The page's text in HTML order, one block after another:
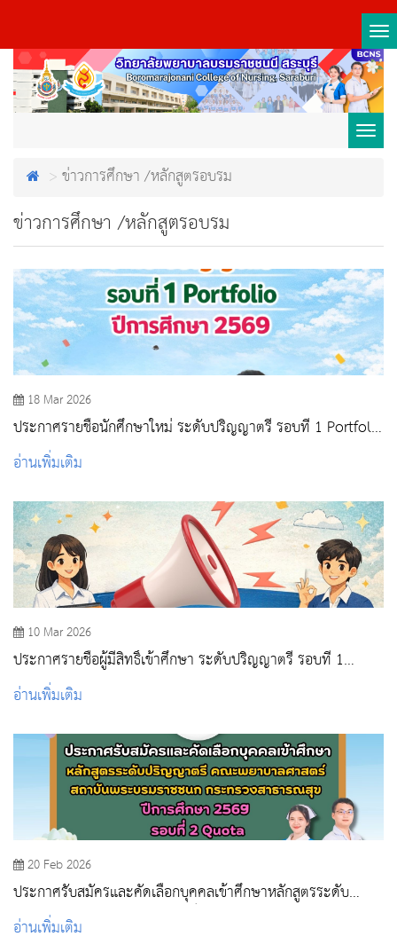
ข่าวการศึกษา /หลักสูตรอบรม
ข่าวการศึกษา /หลักสูตรอบรม
18 Mar 2026
ประกาศรายชื่อนักศึกษาใหม่ ระดับปริญญาตรี รอบที่ 1 Portfolio
ปีการศึกษา 2569
อ่านเพิ่มเติม
10 Mar 2026
ประกาศรายชื่อผู้มีสิทธิ์เข้าศึกษา ระดับปริญญาตรี รอบที่ 1
Portfolio ปีการศึกษา 2569
อ่านเพิ่มเติม
20 Feb 2026
ประกาศรับสมัครและคัดเลือกบุคคลเข้าศึกษาหลักสูตรระดับ
ปริญญาตรี คณะพยาบาลศาสตร์ สถาบันพระบรมราชชนก
กระทรวงสาธารณสุข ปีการศึกษา 2569 รอบที่ 2 Quota
อ่านเพิ่มเติม